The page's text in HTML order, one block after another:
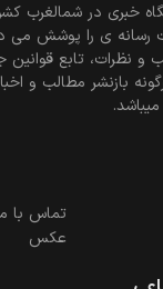
خبری در شمالغرب
رسانه ی را پوشش می
و نظرات، تابع قوانین
بازنشر مطالب و
تماس با
عکس